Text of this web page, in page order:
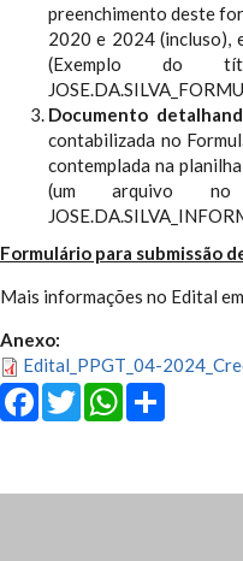
preenchimento deste
2020 e 2024 (incluso),
(Exemplo do
Documento
contabilizada no
contemplada na
(um arquivo
Formulário para submissão
Mais informações no Edital
Anexo:
Edital_PPGT_04-
Facebook
Twitter